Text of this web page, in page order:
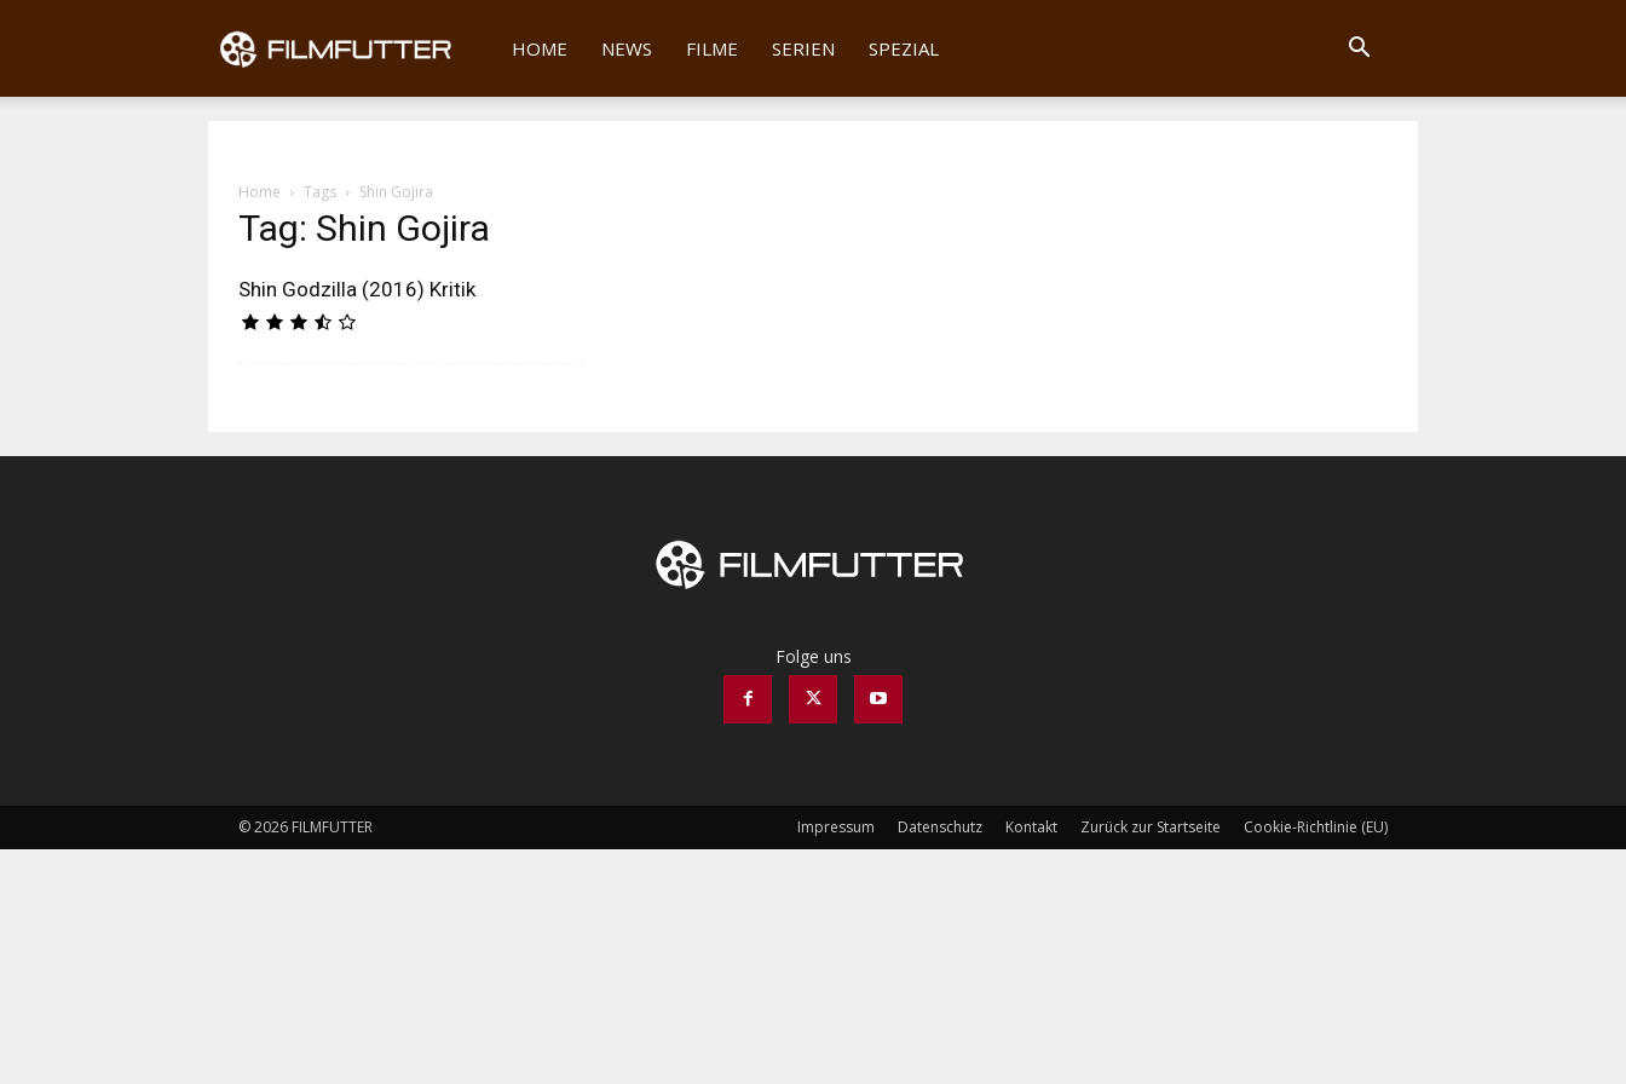
Filmfutter
HOME NEWS FILME SERIEN SPEZIAL
Home Tags Shin Gojira
Tag: Shin Gojira
Shin Godzilla (2016) Kritik
Folge uns
Impressum Datenschutz Kontakt Zurück zur Startseite Cookie-Richtlinie (EU)
© 2026 FILMFUTTER